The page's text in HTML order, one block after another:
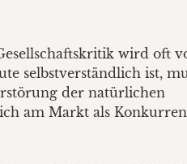
wird oft
selbstverständlich ist,
der natürlichen
am Markt als